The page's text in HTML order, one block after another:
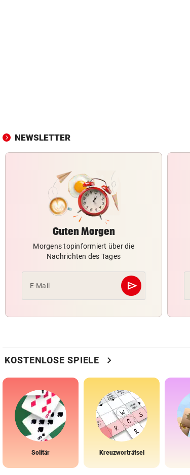
NEWSLETTER
Guten Morgen
Morgens topinformiert über die
Nachrichten des Tages
E-Mail send
Abschicken
KOSTENLOSE SPIELE chevron_right
Solitär Kreuzworträtsel